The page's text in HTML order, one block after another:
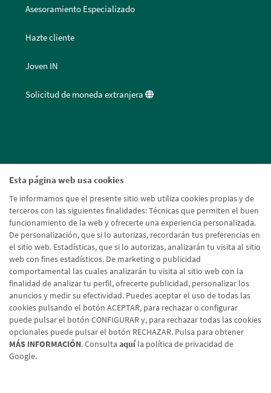
Esta página web usa cookies
Te informamos que el presente sitio web utiliza cookies propias y de
terceros con las siguientes finalidades: Técnicas que permiten el buen
funcionamiento de la web y ofrecerte una experiencia personalizada.
De personalización, que si lo autorizas, recordarán tus preferencias en
el sitio web. Estadísticas, que si lo autorizas, analizarán tu visita al sitio
web con fines estadísticos. De marketing o publicidad
comportamental las cuales analizarán tu visita al sitio web con la
finalidad de analizar tu perfil, ofrecerte publicidad, personalizar los
anuncios y medir su efectividad. Puedes aceptar el uso de todas las
cookies pulsando el botón ACEPTAR, para rechazar o configurar
puede pulsar el botón CONFIGURAR y, para rechazar todas las cookies
opcionales puede pulsar el botón RECHAZAR. Pulsa para obtener
MÁS INFORMACIÓN. Consulta aquíla política de privacidad de
Google.
Asesoramiento Especializado
Hazte cliente
Joven IN
Solicitud de moneda extranjera
Aviso legal